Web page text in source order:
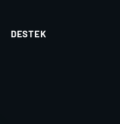
DESTEK